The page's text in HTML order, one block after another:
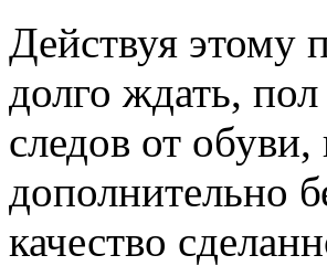
Действуя этому
долго ждать,
следов от
дополнительно
качество